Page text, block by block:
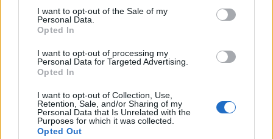
consent section.
I want to opt-out of the Sale of my
Personal Data.
Opted In
I want to opt-out of processing my
Personal Data for Targeted Advertising.
Opted In
I want to opt-out of Collection, Use,
Retention, Sale, and/or Sharing of my
Personal Data that Is Unrelated with the
Purposes for which it was collected.
Opted Out
Continua a leggere
BELLEZZA